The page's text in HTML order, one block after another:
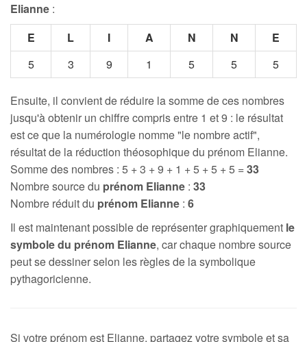
Elianne :
E
L I A N N
E
5
3 9 1 5 5 5
Ensuite, il convient de réduire la somme de ces nombres
jusqu'à obtenir un chiffre compris entre 1 et 9 : le résultat
est ce que la numérologie nomme "le nombre actif",
résultat de la réduction théosophique du prénom Elianne.
Somme des nombres : 5 + 3 + 9 + 1 + 5 + 5 + 5 =33
Nombre source du prénom Elianne : 33
Nombre réduit du prénom Elianne : 6
Il est maintenant possible de représenter graphiquement le
symbole du prénom Elianne, car chaque nombre source
peut se dessiner selon les règles de la symbolique
pythagoricienne.
Si votre prénom est Elianne, partagez votre symbole et sa